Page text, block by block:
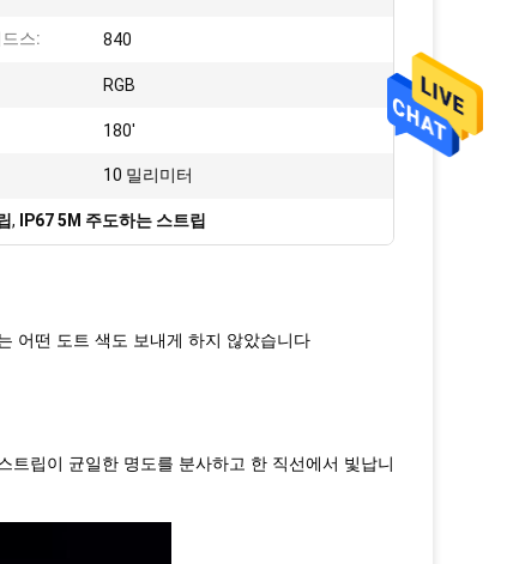
스: 840
RGB
180'
10 밀리미터
, IP67 5M 주도하는 스트립
어떤 도트 색도 보내게 하지 않았습니다
트립이 균일한 명도를 분사하고 한 직선에서 빛납니